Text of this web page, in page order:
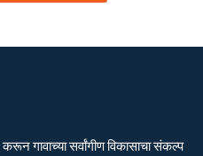
गावाच्या सर्वांगीण विकासाचा संकल्प